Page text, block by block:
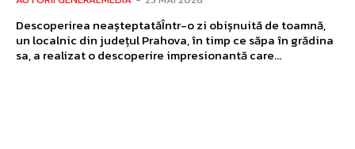
Descoperirea neașteptatăÎntr-o zi obișnuită de toamnă,
un localnic din județul Prahova, în timp ce săpa în grădina
sa, a realizat o descoperire impresionantă care...